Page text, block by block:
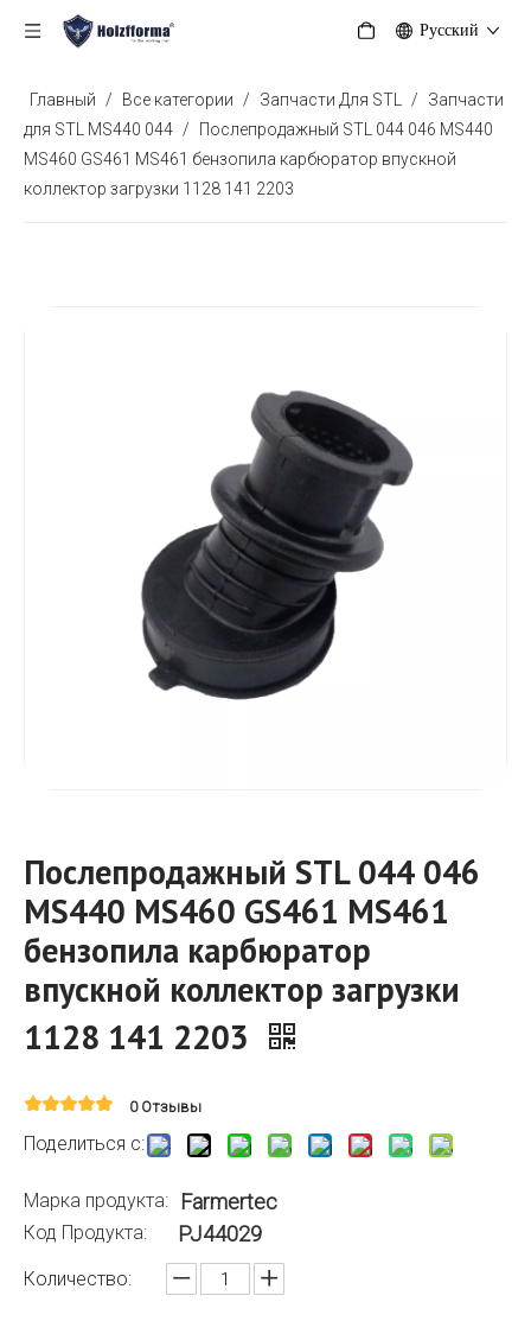
Pусский
Главный / Все категории / Запчасти Для STL /
Запчасти
для STL MS440 044 /
Послепродажный STL 044 046 MS440
MS460 GS461 MS461 бензопила карбюратор впускной
коллектор загрузки 1128 141 2203
Послепродажный STL 044 046
MS440 MS460 GS461 MS461
бензопила карбюратор
впускной коллектор загрузки
1128 141 2203
0 Отзывы
Поделиться с:
Марка продукта: Farmertec
Код Продукта: PJ44029
Количество: